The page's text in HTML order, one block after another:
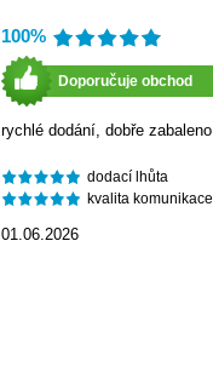
100%
Doporučuje obchod
rychlé dodání, dobře zabaleno
dodací lhůta
kvalita komunikace
01.06.2026